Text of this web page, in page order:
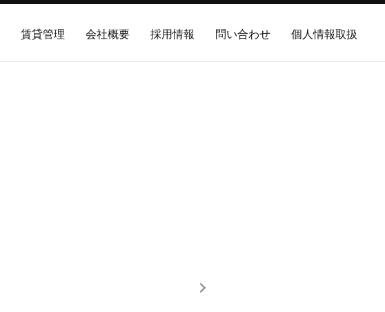
賃貸管理 会社概要 採用情報 問い合わせ 個人情報取扱